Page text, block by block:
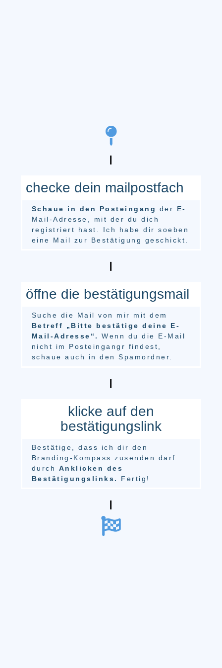
checke dein mailpostfach
Schaue in den Posteingang
der E-
Mail-Adresse, mit der du dich
registriert hast. Ich habe dir soeben
eine Mail zur Bestätigung geschickt.
öffne die bestätigungsmail
Suche die Mail von mir mit dem
Betreff „Bitte bestätige deine E-
Mail-Adresse“.
Wenn du die E-Mail
nicht im Posteingangr findest,
schaue auch in den Spamordner.
klicke auf den
bestätigungslink
Bestätige, dass ich dir den
Branding-Kompass zusenden darf
durch Anklicken des
Bestätigungslinks.
Fertig!